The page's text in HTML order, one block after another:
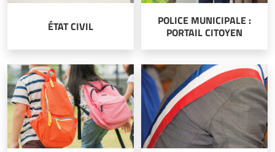
ÉTAT CIVIL
POLICE MUNICIPALE :
PORTAIL CITOYEN